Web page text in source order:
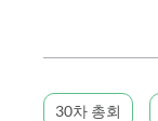
30차 총회